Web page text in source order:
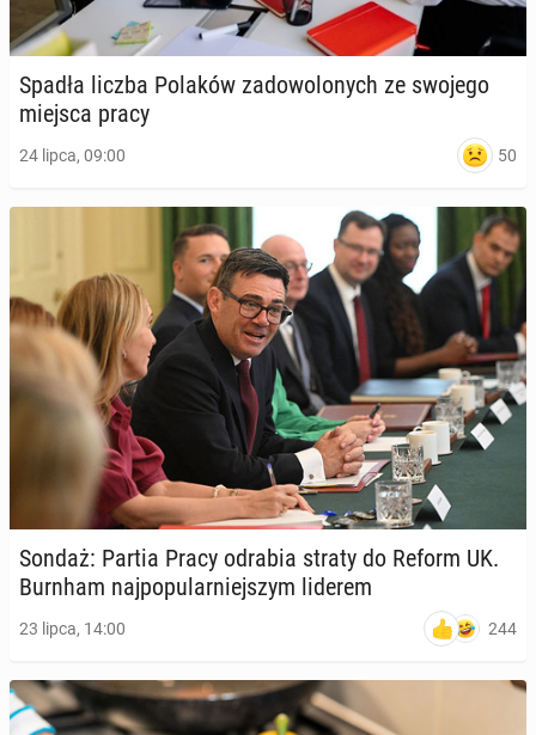
Spadła liczba Polaków za­do­wo­lo­nych ze swojego
miejsca pracy
24 lipca, 09:00 50
Sondaż: Partia Pracy odrabia straty do Reform UK.
Burnham naj­po­pu­lar­niej­szym liderem
23 lipca, 14:00 244